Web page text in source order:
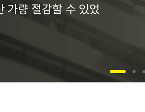
가량 절감할 수 있었